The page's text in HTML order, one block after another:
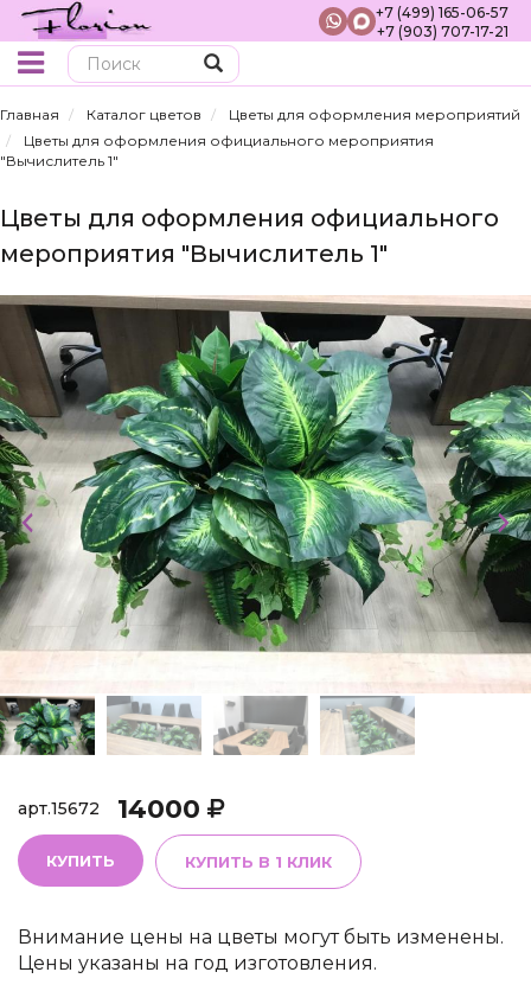
+7 (499) 165-06-57
+7 (903) 707-17-21
Главная Каталог цветов
Цветы для оформления мероприятий
Цветы для оформления официального мероприятия
"Вычислитель 1"
Цветы для оформления официального
мероприятия "Вычислитель 1"
арт.15672 14000
КУПИТЬ КУПИТЬ В 1 КЛИК
Внимание цены на цветы могут быть изменены.
Цены указаны на год изготовления.